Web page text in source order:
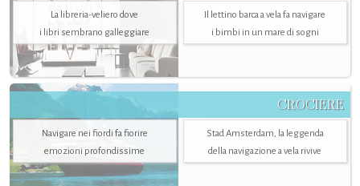
La libreria-veliero dove
i libri sembrano galleggiare
Il lettino barca a vela fa navigare
i bimbi in un mare di sogni
CROCIERE
Navigare nei fiordi fa fiorire
emozioni profondissime
Stad Amsterdam, la leggenda
della navigazione a vela rivive